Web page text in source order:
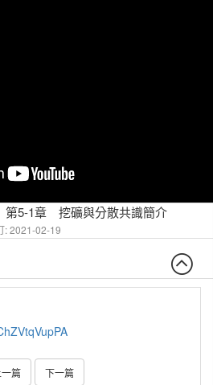
5-1章 挖礦與分散共識簡介
: 2021-02-19
一篇 下一篇